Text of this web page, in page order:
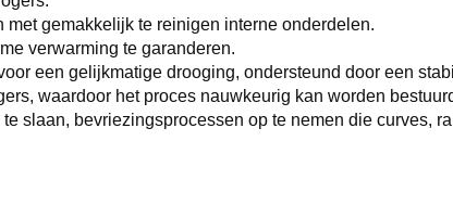
gemakkelijk te reinigen interne onderdelen.
verwarming te garanderen.
een gelijkmatige drooging, ondersteund door een
waardoor het proces nauwkeurig kan worden
slaan, bevriezingsprocessen op te nemen die curves,